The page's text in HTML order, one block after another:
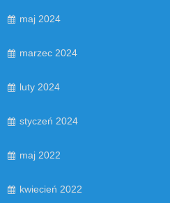
maj 2024
marzec 2024
luty 2024
styczeń 2024
maj 2022
kwiecień 2022